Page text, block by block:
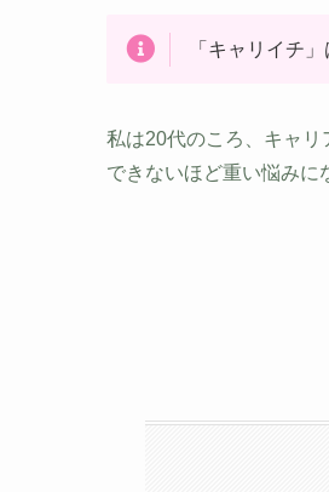
「キャリイチ
私は20代のころ、キャ
できないほど重い悩みに